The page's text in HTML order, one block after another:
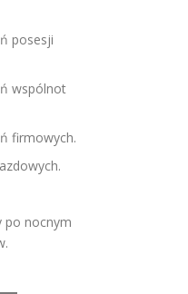
posesji
wspólnot
firmowych.
po nocnym